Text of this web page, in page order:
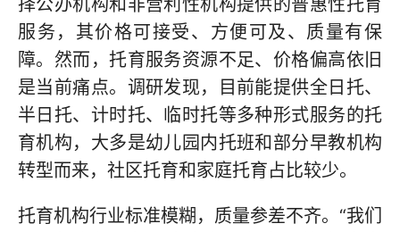
择公办机构和非营利性机构提供的普惠性托育
服务，其价格可接受、方便可及、质量有保
障。然而，托育服务资源不足、价格偏高依旧
是当前痛点。调研发现，目前能提供全日托、
半日托、计时托、临时托等多种形式服务的托
育机构，大多是幼儿园内托班和部分早教机构
转型而来，社区托育和家庭托育占比较少。
托育机构行业标准模糊，质量参差不齐。“我们